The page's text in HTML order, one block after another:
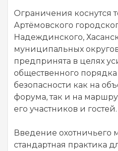
Ограничения коснутся
Артёмовского
Надеждинского,
муниципальных
предпринята в целях
общественного
безопасности как на
форума, так и на
его участников и гостей.
Введение охотничьего
стандартная практика